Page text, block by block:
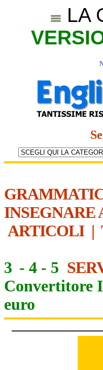
LA
ARTICOLI|
3 - 4 - 5
Convertitore
euro